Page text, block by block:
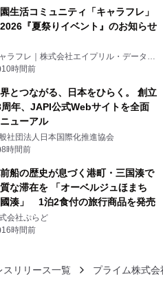
生活コミュニティ「キャラフレ」
2026『夏祭りイベント』のお知らせ
ラフレ｜株式会社エイプリル・データ・
インズ
10時間前
とつながる、日本をひらく。 創立
周年、JAPI公式Webサイトを全面
ューアル
社団法人日本国際化推進協会
8時間前
船の歴史が息づく港町・三国湊で
質な滞在を 「オーベルジュほまち
湊」 1泊2食付の旅行商品を発売
会社ぷらど
16時間前
スリリース一覧 プライム株式会